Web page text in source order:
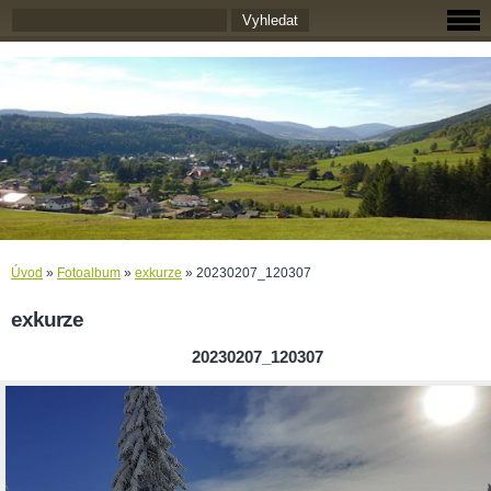
Úvod » Fotoalbum » exkurze » 20230207_120307
exkurze
20230207_120307